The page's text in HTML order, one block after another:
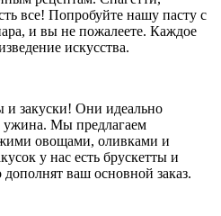
все! Попробуйте нашу пасту с
и вы не пожалеете. Каждое
искусства.
и закуски! Они идеально
ужина. Мы предлагаем
овощами, оливками и
у нас есть брускетты и
ваш основной заказ.